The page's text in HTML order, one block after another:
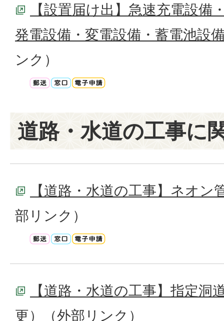
【設置届け出】急速充電設備
発電設備・変電設備・蓄電池設
ンク）
道路・水道の工事に
【道路・水道の工事】ネオン
部リンク）
【道路・水道の工事】指定洞
更）
（外部リンク）